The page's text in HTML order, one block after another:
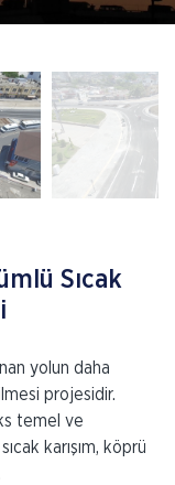
Sıcak
yolun daha
projesidir.
temel ve
karışım, köprü